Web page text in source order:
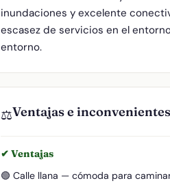
inundaciones y excelente
escasez de servicios en el
entorno.
⚖️Ventajas e inconvenientes
✔ Ventajas
🟢 Calle llana — cómoda para